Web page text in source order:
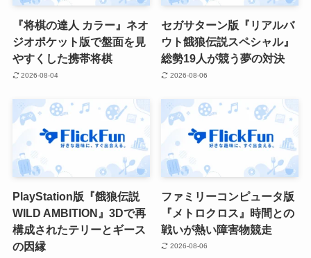
『将棋の達人 カラー』ネオ
ジオポケット版で盤面を見
やすくした携帯将棋
2026-08-04
セガサターン版『リアルバ
ウト餓狼伝説スペシャル』
総勢19人が競う夢の対決
2026-08-06
PlayStation版『餓狼伝説
WILD AMBITION』3Dで再
構成されたテリーとギース
の因縁
ファミリーコンピュータ版
『メトロクロス』時間との
戦いが熱い障害物競走
2026-08-06